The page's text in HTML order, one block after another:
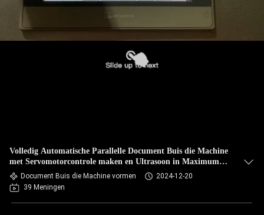
Volledig Automatische Parallelle Document Buis die Machine
met Servomotorcontrole maken en Ultrasoon in Maximum
Snelheid 80 PCS/MIN
Document Buis die Machine vormen
2024-12-20
39 Meningen